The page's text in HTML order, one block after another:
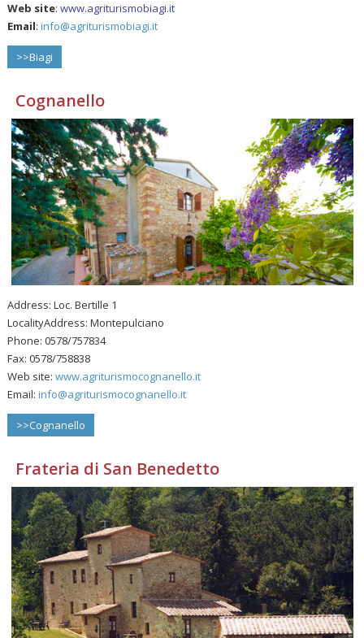
Web site:www.agriturismobiagi.it
Email:info@agriturismobiagi.it
>>Biagi
Cognanello
Address: Loc. Bertille 1
LocalityAddress: Montepulciano
Phone: 0578/757834
Fax: 0578/758838
Web site:www.agriturismocognanello.it
Email:info@agriturismocognanello.it
>>Cognanello
Frateria di San Benedetto